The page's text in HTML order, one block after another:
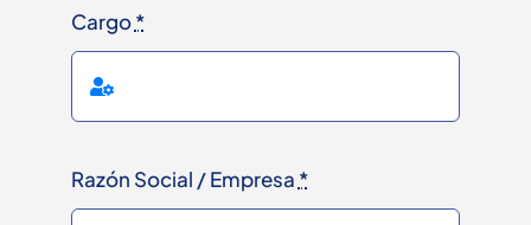
Cargo*
Razón Social / Empresa *